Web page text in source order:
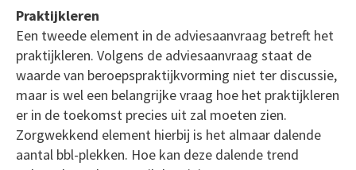
Praktijkleren
Een tweede element in de adviesaanvraag betreft het
praktijkleren. Volgens de adviesaanvraag staat de
waarde van beroepspraktijkvorming niet ter discussie,
maar is wel een belangrijke vraag hoe het praktijkleren
er in de toekomst precies uit zal moeten zien.
Zorgwekkend element hierbij is het almaar dalende
aantal bbl-plekken. Hoe kan deze dalende trend